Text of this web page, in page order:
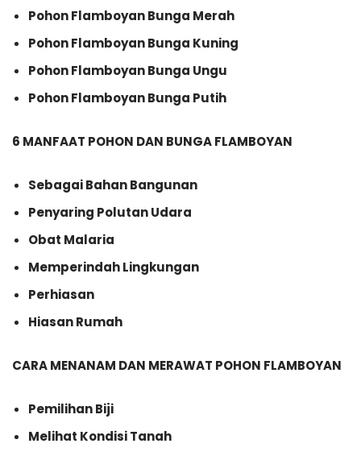
Pohon Flamboyan Bunga Merah
Pohon Flamboyan Bunga Kuning
Pohon Flamboyan Bunga Ungu
Pohon Flamboyan Bunga Putih
6 MANFAAT POHON DAN BUNGA FLAMBOYAN
Sebagai Bahan Bangunan
Penyaring Polutan Udara
Obat Malaria
Memperindah Lingkungan
Perhiasan
Hiasan Rumah
CARA MENANAM DAN MERAWAT POHON FLAMBOYAN
Pemilihan Biji
Melihat Kondisi Tanah